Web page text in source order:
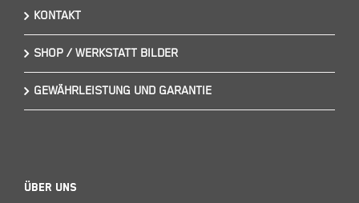
KONTAKT
SHOP / WERKSTATT BILDER
GEWÄHRLEISTUNG UND GARANTIE
Über Uns